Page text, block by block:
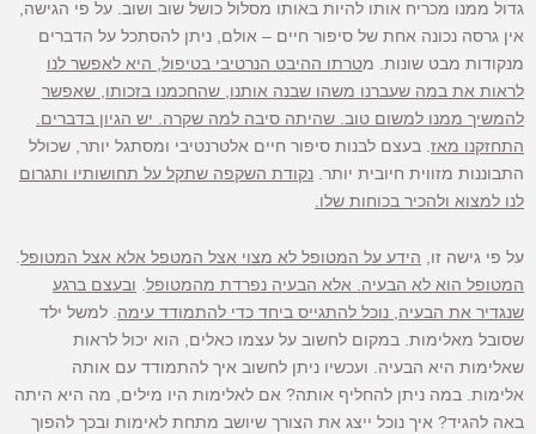
גדול ממנו מכריח אותו להיות באותו מסלול כושל שוב ושוב. על פי הגישה,
אין גרסה נכונה אחת של סיפור חיים – אולם, ניתן להסתכל על הדברים
מנקודות מבט שונות. מטרתו ההיבט הנרטיבי בטיפול, היא לאפשר לנו
לראות את במה שעברנו משהו שבנה אותנו, שהחכמנו בזכותו, שאפשר
להמשיך ממנו למשום טוב. שהיתה סיבה למה שקרה. יש הגיון בדברים.
התחזקנו מאז . בעצם לבנות סיפור חיים אלטרנטיבי ומסתגל יותר, שכולל
התבוננות מזווית חיובית יותר. נקודת השקפה שתקל על תחושותיו ותגרום
לנו למצוא ולהכיר בכוחות שלו.
על פי גישה זו, הידע על המטופל לא מצוי אצל המטפל אלא אצל המטופל.
המטופל הוא לא הבעיה. אלא הבעיה נפרדת מהמטופל. ובעצם ברגע
שנגדיר את הבעיה, נוכל להתגייס ביחד כדי להתמודד עימה. למשל ילד
שסובל מאלימות. במקום לחשוב על עצמו כאלים, הוא יכול לראות
שאלימות היא הבעיה. ועכשיו ניתן לחשוב איך להתמודד עם אותה
אלימות. במה ניתן להחליף אותה? אם לאלימות היו מילים, מה היא היתה
באה להגיד? איך נוכל ייצג את הצורך שיושב מתחת לאימות ובכך להפוך